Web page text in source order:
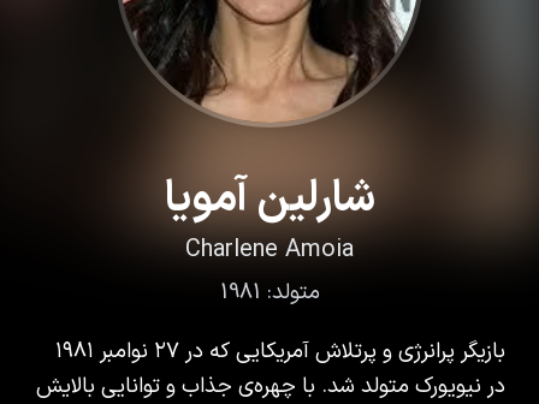
شارلین آمویا
Charlene Amoia
متولد: 1981
بازیگر پرانرژی و پرتلاش آمریکایی که در ۲۷ نوامبر ۱۹۸۱
در نیویورک متولد شد. با چهره‌ی جذاب و توانایی بالایش